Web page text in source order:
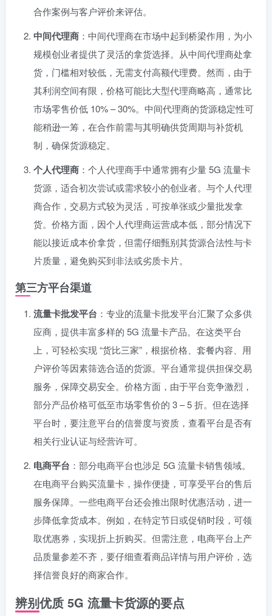
合作案例与客户评价来评估。
中间代理商 ：中间代理商在市场中起到桥梁作用，为小
规模创业者提供了灵活的拿货选择。从中间代理商处拿
货，门槛相对较低，无需支付高额代理费。然而，由于
其利润空间有限，价格可能比大型代理商略高，通常比
市场零售价低 10% – 30%。中间代理商的货源稳定性可
能稍逊一筹，在合作前需与其明确供货周期与补货机
制，确保货源稳定。
个人代理商 ：个人代理商手中通常拥有少量 5G 流量卡
货源，适合初次尝试或需求较小的创业者。与个人代理
商合作，交易方式较为灵活，可按单张或少量批发拿
货。价格方面，因个人代理商运营成本低，部分情况下
能以接近成本价拿货，但需仔细甄别其货源合法性与卡
片质量，避免购买到非法或劣质卡片。
第三方平台渠道
流量卡批发平台 ：专业的流量卡批发平台汇聚了众多供
应商，提供丰富多样的 5G 流量卡产品。在这类平台
上，可轻松实现 “货比三家”，根据价格、套餐内容、用
户评价等因素筛选合适的货源。平台通常提供担保交易
服务，保障交易安全。价格方面，由于平台竞争激烈，
部分产品价格可低至市场零售价的 3 – 5 折。但在选择
平台时，要注意平台的信誉度与资质，查看平台是否有
相关行业认证与经营许可。
电商平台 ：部分电商平台也涉足 5G 流量卡销售领域。
在电商平台购买流量卡，操作便捷，可享受平台的售后
服务保障。一些电商平台还会推出限时优惠活动，进一
步降低拿货成本。例如，在特定节日或促销时段，可领
取优惠券，实现折上折购买。但需注意，电商平台上产
品质量参差不齐，要仔细查看商品详情与用户评价，选
择信誉良好的商家合作。
辨别优质 5G 流量卡货源的要点